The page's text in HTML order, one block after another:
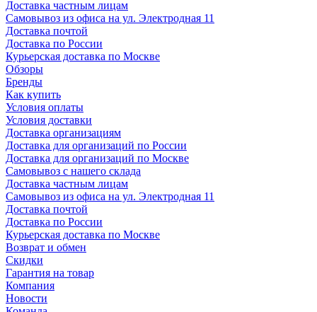
Доставка частным лицам
Самовывоз из офиса на ул. Электродная 11
Доставка почтой
Доставка по России
Курьерская доставка по Москве
Обзоры
Бренды
Как купить
Условия оплаты
Условия доставки
Доставка организациям
Доставка для организаций по России
Доставка для организаций по Москве
Самовывоз с нашего склада
Доставка частным лицам
Самовывоз из офиса на ул. Электродная 11
Доставка почтой
Доставка по России
Курьерская доставка по Москве
Возврат и обмен
Скидки
Гарантия на товар
Компания
Новости